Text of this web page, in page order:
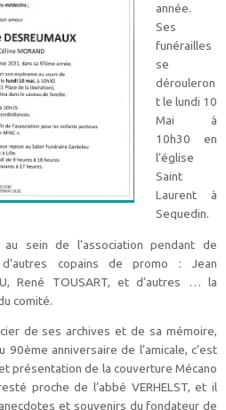
année.
Ses
funérailles
se
dérouleron
t le lundi 10
Mai à
10h30 en
l’église
Saint
Laurent à
Sequedin.
sein de l’association pendant de
copains de promo : Jean
René TOUSART, et d’autres … la
comité.
de ses archives et de sa mémoire,
anniversaire de l’amicale, c’est
présentation de la couverture Mécano
proche de l’abbé VERHELST, et il
et souvenirs du fondateur de